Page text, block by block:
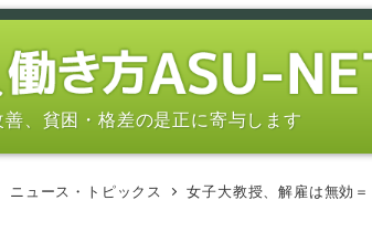
、貧困・格差の是正に寄与します
ニュース・トピックス 女子大教授、解雇は無効